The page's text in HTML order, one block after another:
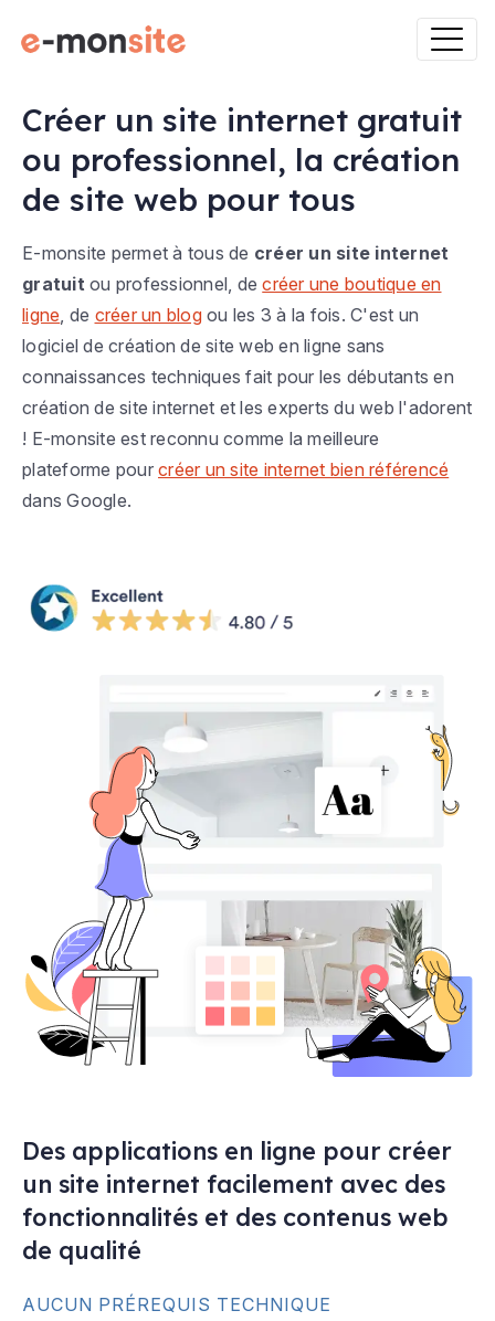
Créer un site internet gratuit
ou professionnel, la création
de site web pour tous
E-monsite permet à tous de créer un site internet
gratuit ou professionnel, decréer une boutique en
ligne , de créer un blogou les 3 à la fois. C'est un
logiciel de création de site web en ligne sans
connaissances techniques fait pour les débutants en
création de site internet et les experts du web l'adorent
! E-monsite est reconnu comme la meilleure
plateforme pour créer un site internet bien référencé
dans Google.
Des applications en ligne pour créer
un site internet facilement avec des
fonctionnalités et des contenus web
de qualité
AUCUN PRÉREQUIS TECHNIQUE